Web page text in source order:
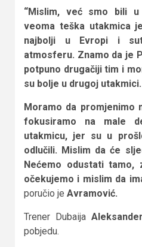
“Mislim, već smo bili
veoma teška utakmica
najbolji u Evropi i
atmosferu. Znamo da je
potpuno drugačiji tim i
su bolje u drugoj utakmici.
Moramo da
fokusiramo na male
utakmicu, jer su u
odlučili. Mislim da će
Nećemo odustati tamo,
očekujemo i mislim da
poručio je Avramović.
Trener Dubaija
pobjedu.